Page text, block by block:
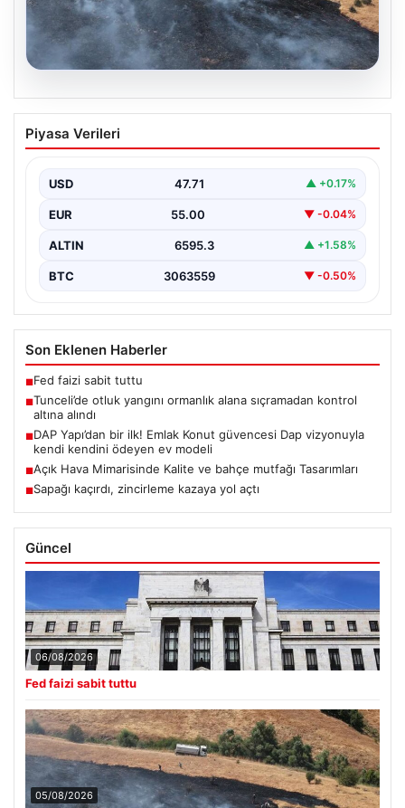
Tunceli’de otluk yangını ormanlık alana
sıçramadan kontrol altına alındı
arasında bulunan otlaklık bölgede henüz
belirlenemeyen bir nedenle…
Piyasa Verileri
USD 47.71 ▲ +0.17%
EUR 55.00 ▼ -0.04%
ALTIN 6595.3 ▲ +1.58%
BTC 3063559 ▼ -0.50%
Son Eklenen Haberler
■Fed faizi sabit tuttu
■Tunceli’de otluk yangını ormanlık alana sıçramadan kontrol
altına alındı
■DAP Yapı’dan bir ilk! Emlak Konut güvencesi Dap vizyonuyla
kendi kendini ödeyen ev modeli
■Açık Hava Mimarisinde Kalite ve bahçe mutfağı Tasarımları
■Sapağı kaçırdı, zincirleme kazaya yol açtı
Güncel
06/08/2026
Fed faizi sabit tuttu
05/08/2026